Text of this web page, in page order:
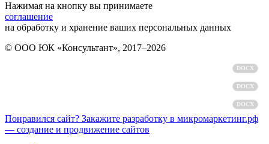
Нажимая на кнопку вы принимаете
соглашение
на обработку и хранение ваших персональных данных
© ООО ЮК «Консультант», 2017–2026
DOCX
DOCX
DOCX
Понравился сайт? Закажите разработку в микромаркетинг.рф
— создание и продвижение сайтов